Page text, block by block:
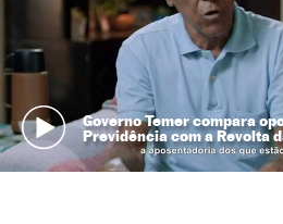
Governo Temer compara
Previdência com a Revolta